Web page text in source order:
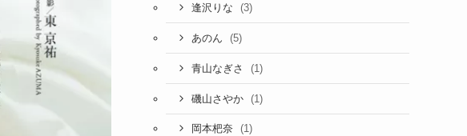
逢沢りな (3)
あのん (5)
青山なぎさ (1)
磯山さやか (1)
岡本杷奈 (1)